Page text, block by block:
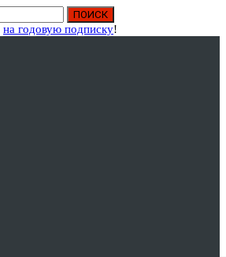
на годовую подписку!